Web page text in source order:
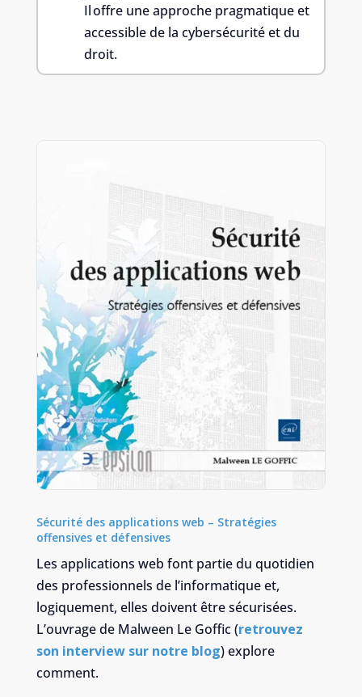
Il offre une approche pragmatique et
accessible de la cybersécurité et du
droit.
Sécurité des applications web – Stratégies
offensives et défensives
Les applications web font partie du quotidien
des professionnels de l’informatique et,
logiquement, elles doivent être sécurisées.
L’ouvrage de Malween Le Goffic (retrouvez
son interview sur notre blog) explore
comment.